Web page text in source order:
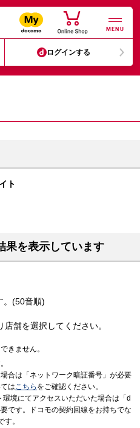
MENU
ログインする
ト
果を表示しています
。(50音順)
舗を選択してください。
きません。
合は「ネットワーク暗証番号」が必要
はこちら をご確認ください。
境にてアクセスいただいた場合は「d
です。ドコモの契約回線をお持ちでな
。